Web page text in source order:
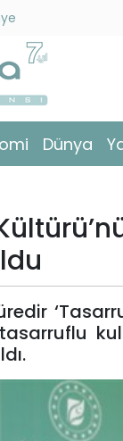
Dünya